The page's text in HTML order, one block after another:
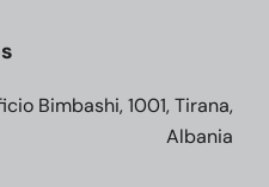
Bimbashi, 1001, Tirana,
Albania